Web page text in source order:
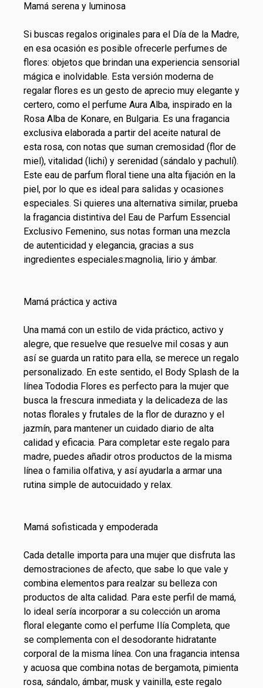
Mamá serena y luminosa
Si buscas regalos originales para el Día de la Madre,
en esa ocasión es posible ofrecerle perfumes de
flores: objetos que brindan una experiencia sensorial
mágica e inolvidable. Esta versión moderna de
regalar flores es un gesto de aprecio muy elegante y
certero, como el perfume Aura Alba, inspirado en la
Rosa Alba de Konare, en Bulgaria. Es una fragancia
exclusiva elaborada a partir del aceite natural de
esta rosa, con notas que suman cremosidad (flor de
miel), vitalidad (lichi) y serenidad (sándalo y pachulí).
Este eau de parfum floral tiene una alta fijación en la
piel, por lo que es ideal para salidas y ocasiones
especiales. Si quieres una alternativa similar, prueba
la fragancia distintiva del Eau de Parfum Essencial
Exclusivo Femenino, sus notas forman una mezcla
de autenticidad y elegancia, gracias a sus
ingredientes especiales:magnolia, lirio y ámbar.
Mamá práctica y activa
Una mamá con un estilo de vida práctico, activo y
alegre, que resuelve que resuelve mil cosas y aun
así se guarda un ratito para ella, se merece un regalo
personalizado. En este sentido, el Body Splash de la
línea Tododia Flores es perfecto para la mujer que
busca la frescura inmediata y la delicadeza de las
notas florales y frutales de la flor de durazno y el
jazmín, para mantener un cuidado diario de alta
calidad y eficacia. Para completar este regalo para
madre, puedes añadir otros productos de la misma
línea o familia olfativa, y así ayudarla a armar una
rutina simple de autocuidado y relax.
Mamá sofisticada y empoderada
Cada detalle importa para una mujer que disfruta las
demostraciones de afecto, que sabe lo que vale y
combina elementos para realzar su belleza con
productos de alta calidad. Para este perfil de mamá,
lo ideal sería incorporar a su colección un aroma
floral elegante como el perfume Ilía Completa, que
se complementa con el desodorante hidratante
corporal de la misma línea. Con una fragancia intensa
y acuosa que combina notas de bergamota, pimienta
rosa, sándalo, ámbar, musk y vainilla, este regalo